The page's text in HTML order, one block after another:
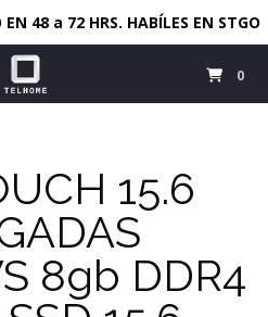
EN 48 a 72 HRS. HABÍLES EN STGO
0
15.6
8gb DDR4